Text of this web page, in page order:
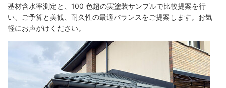
基材含水率測定と、100 色超の実塗装サンプルで比較提案を行
い、ご予算と美観、耐久性の最適バランスをご提案します。お気
軽にお声がけください。